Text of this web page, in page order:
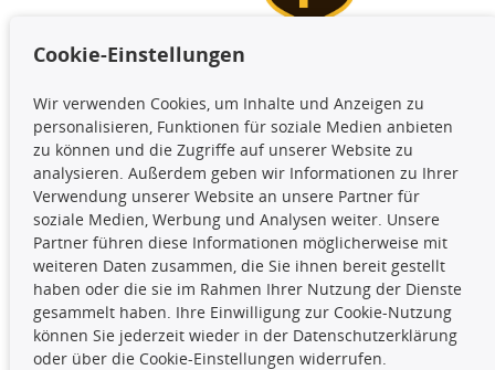
Die hier angezeigten Daten,
insbesondere die gesamte Datenbank,
dürfen nicht kopiert werden. Es ist zu
unterlassen, die Daten oder die gesamte Datenbank ohne
vorherige Zustimmung TecDocs zu vervielfältigen, zu
verbreiten und/oder diese Handlungen durch Dritte ausführen
zu lassen. Ein Zuwiderhandeln stellt eine
Urheberrechtsverletzung dar und wird verfolgt.
Kontakt
Cookie-Einstellungen
Wir verwenden Cookies, um Inhalte und Anzeigen zu
personalisieren, Funktionen für soziale Medien anbieten
zu können und die Zugriffe auf unserer Website zu
analysieren. Außerdem geben wir Informationen zu Ihrer
Verwendung unserer Website an unsere Partner für
soziale Medien, Werbung und Analysen weiter. Unsere
Partner führen diese Informationen möglicherweise mit
weiteren Daten zusammen, die Sie ihnen bereit gestellt
haben oder die sie im Rahmen Ihrer Nutzung der Dienste
gesammelt haben. Ihre Einwilligung zur Cookie-Nutzung
können Sie jederzeit wieder in der Datenschutzerklärung
oder über die Cookie-Einstellungen widerrufen.